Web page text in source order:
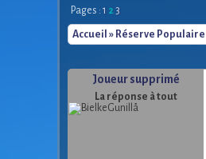
Pages : 1 23
Accueil » Réserve Populaire
Joueur supprimé
La réponse à tout